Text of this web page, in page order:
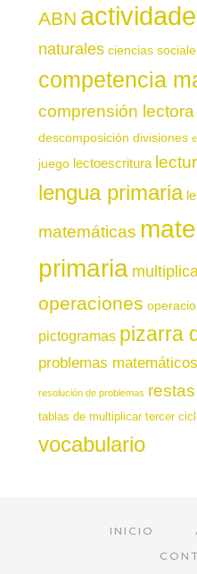
ABN
naturales ciencias
competencia
comprensión lectora
descomposición divisiones
juego lectoescritura
lengua primaria
matemáticas
primaria
operaciones
pictogramas pizarra
problemas matemáticos
resolución de problemas restas
tablas de multiplicar tercer
vocabulario
INICIO